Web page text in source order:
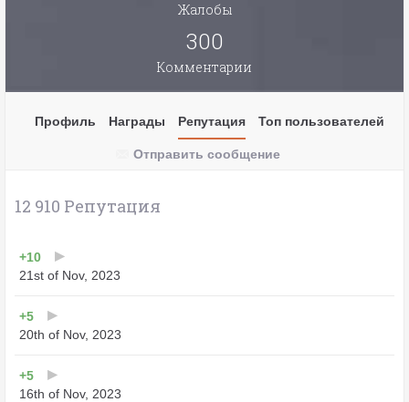
Жалобы
300
Комментарии
Профиль Награды Репутация Топ пользователей
Отправить сообщение
12 910 Репутация
+10
21st of Nov, 2023
+5
20th of Nov, 2023
+5
16th of Nov, 2023